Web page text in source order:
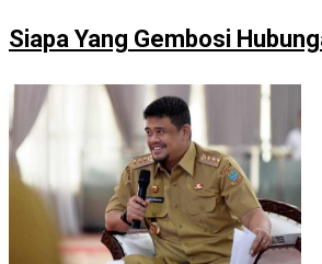
Siapa Yang Gembosi